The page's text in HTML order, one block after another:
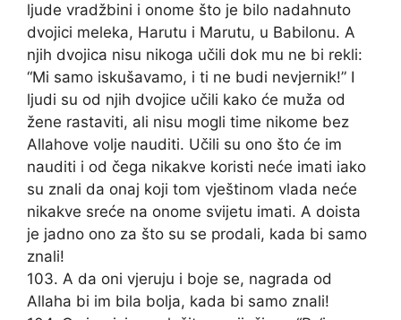
ljude vradžbini i onome što je bilo nadahnuto
dvojici meleka, Harutu i Marutu, u Babilonu. A
njih dvojica nisu nikoga učili dok mu ne bi rekli:
“Mi samo iskušavamo, i ti ne budi nevjernik!” I
ljudi su od njih dvojice učili kako će muža od
žene rastaviti, ali nisu mogli time nikome bez
Allahove volje nauditi. Učili su ono što će im
nauditi i od čega nikakve koristi neće imati iako
su znali da onaj koji tom vještinom vlada neće
nikakve sreće na onome svijetu imati. A doista
je jadno ono za što su se prodali, kada bi samo
znali!
103. A da oni vjeruju i boje se, nagrada od
Allaha bi im bila bolja, kada bi samo znali!